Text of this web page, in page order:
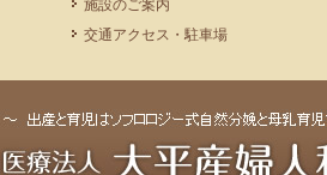
施設のご案内
交通アクセス・駐車場